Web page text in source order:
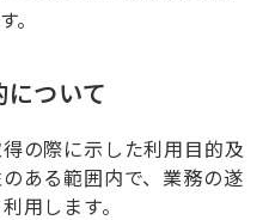
。
ついて
の際に示した利用目的及
ある範囲内で、業務の遂
用します。